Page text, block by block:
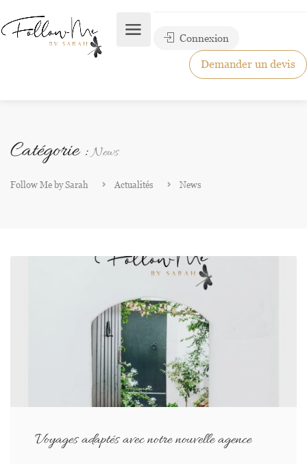
Connexion
Demander un devis
Catégorie :News
Follow Me by Sarah Actualités News
Voyages adaptés avec notre nouvelle agence